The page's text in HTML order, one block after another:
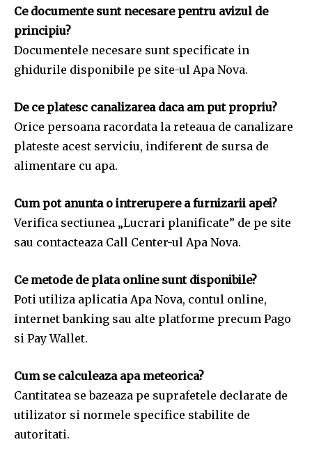
Ce documente sunt necesare pentru avizul de
principiu?
Documentele necesare sunt specificate in
ghidurile disponibile pe site-ul Apa Nova.
De ce platesc canalizarea daca am put propriu?
Orice persoana racordata la reteaua de canalizare
plateste acest serviciu, indiferent de sursa de
alimentare cu apa.
Cum pot anunta o intrerupere a furnizarii apei?
Verifica sectiunea „Lucrari planificate” de pe site
sau contacteaza Call Center-ul Apa Nova.
Ce metode de plata online sunt disponibile?
Poti utiliza aplicatia Apa Nova, contul online,
internet banking sau alte platforme precum Pago
si Pay Wallet.
Cum se calculeaza apa meteorica?
Cantitatea se bazeaza pe suprafetele declarate de
utilizator si normele specifice stabilite de
autoritati.